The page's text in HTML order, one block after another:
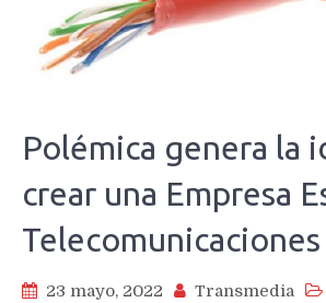
Polémica genera la
crear una Empresa
23 mayo, 2022 Transmedia